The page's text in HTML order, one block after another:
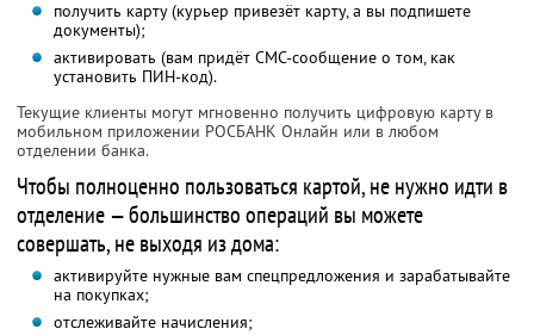
получить карту (курьер привезёт карту, а вы подпишете
документы);
активировать (вам придёт СМС-сообщение о том, как
установить ПИН-код).
Текущие клиенты могут мгновенно получить цифровую карту в
мобильном приложении РОСБАНК Онлайн или в любом
отделении банка.
Чтобы полноценно пользоваться картой, не нужно идти в
отделение — большинство операций вы можете
совершать, не выходя из дома:
активируйте нужные вам спецпредложения и зарабатывайте
на покупках;
отслеживайте начисления;